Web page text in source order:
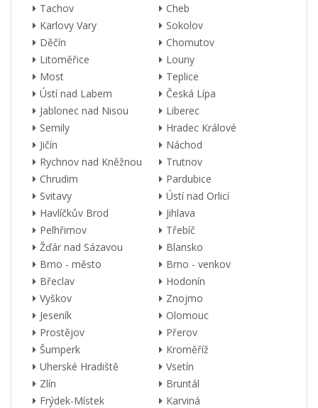
Tachov
Cheb
Karlovy Vary
Sokolov
Děčín
Chomutov
Litoměřice
Louny
Most
Teplice
Ústí nad Labem
Česká Lípa
Jablonec nad Nisou
Liberec
Semily
Hradec Králové
Jičín
Náchod
Rychnov nad Kněžnou
Trutnov
Chrudim
Pardubice
Svitavy
Ústí nad Orlicí
Havlíčkův Brod
Jihlava
Pelhřimov
Třebíč
Žďár nad Sázavou
Blansko
Brno - město
Brno - venkov
Břeclav
Hodonín
Vyškov
Znojmo
Jeseník
Olomouc
Prostějov
Přerov
Šumperk
Kroměříž
Uherské Hradiště
Vsetín
Zlín
Bruntál
Frýdek-Místek
Karviná